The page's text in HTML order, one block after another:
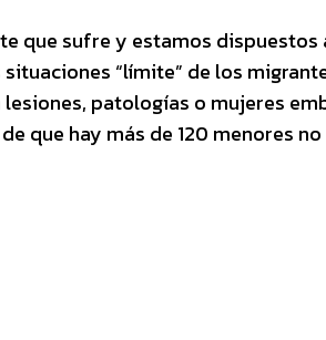
que sufre y estamos dispuestos
“límite” de los
patologías o mujeres
que hay más de 120 menores